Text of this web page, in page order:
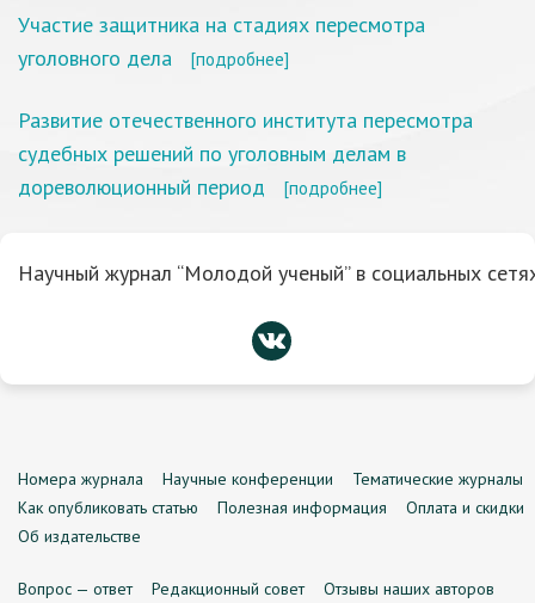
Участие защитника на стадиях пересмотра
уголовного дела
[подробнее]
Развитие отечественного института пересмотра
судебных решений по уголовным делам в
дореволюционный период
[подробнее]
Научный журнал “Молодой ученый” в социальных
Номера журнала Научные конференции
Тематические журналы
Как опубликовать статью
Полезная информация
Оплата и скидки
Об издательстве
Вопрос — ответ Редакционный совет
Отзывы наших авторов